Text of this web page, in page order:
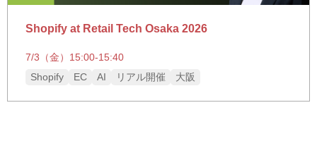
Shopify at Retail Tech Osaka 2026
7/3（金）15:00-15:40
Shopify
EC AI リアル開催 大阪